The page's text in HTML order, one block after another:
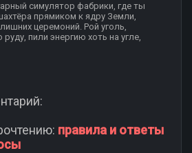
симулятор фабрики, где ты
прямиком к ядру Земли,
церемоний. Рой уголь,
пили энергию хоть на угле,
правила и ответы